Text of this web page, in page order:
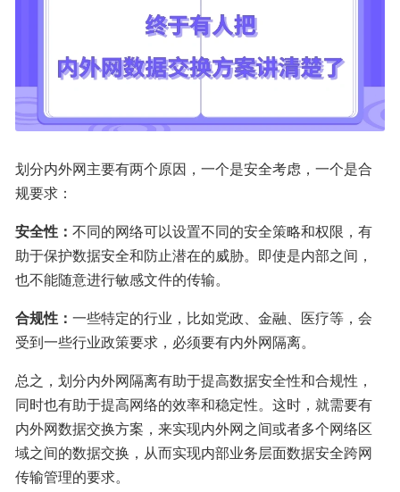
划分内外网主要有两个原因，一个是安全考虑，一个是合
规要求：
安全性： 不同的网络可以设置不同的安全策略和权限，有
助于保护数据安全和防止潜在的威胁。即使是内部之间，
也不能随意进行敏感文件的传输。
合规性： 一些特定的行业，比如党政、金融、医疗等，会
受到一些行业政策要求，必须要有内外网隔离。
总之，划分内外网隔离有助于提高数据安全性和合规性，
同时也有助于提高网络的效率和稳定性。这时，就需要有
内外网数据交换方案，来实现内外网之间或者多个网络区
域之间的数据交换，从而实现内部业务层面数据安全跨网
传输管理的要求。